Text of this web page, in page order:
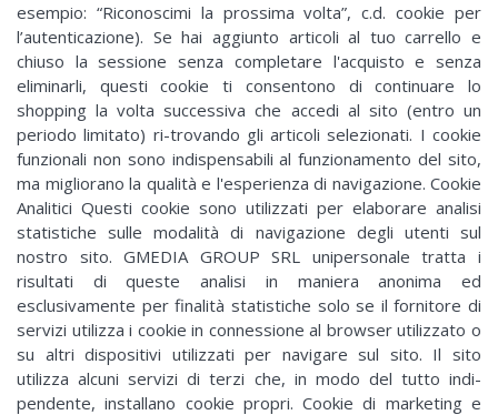
esempio: “Riconoscimi la prossima volta”, c.d. cookie per
l’autenticazione). Se hai aggiunto articoli al tuo carrello e
chiuso la sessione senza completare l'acquisto e senza
eliminarli, questi cookie ti consentono di continuare lo
shopping la volta successiva che accedi al sito (entro un
periodo limitato) ri-trovando gli articoli selezionati. I cookie
funzionali non sono indispensabili al funzionamento del sito,
ma migliorano la qualità e l'esperienza di navigazione. Cookie
Analitici Questi cookie sono utilizzati per elaborare analisi
statistiche sulle modalità di navigazione degli utenti sul
nostro sito. GMEDIA GROUP SRL unipersonale tratta i
risultati di queste analisi in maniera anonima ed
esclusivamente per finalità statistiche solo se il fornitore di
servizi utilizza i cookie in connessione al browser utilizzato o
su altri dispositivi utilizzati per navigare sul sito. Il sito
utilizza alcuni servizi di terzi che, in modo del tutto indi-
pendente, installano cookie propri. Cookie di marketing e